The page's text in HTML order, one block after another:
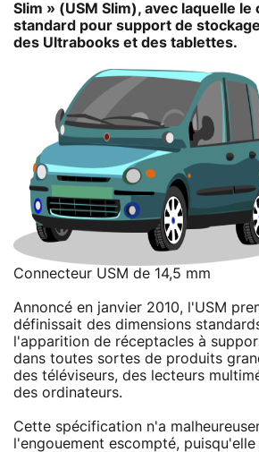
Slim » (USM Slim), avec laquelle
standard pour support de
des Ultrabooks et des tablettes.
Connecteur USM de 14,5 mm
Annoncé en janvier 2010, l'USM
définissait des dimensions
l'apparition de réceptacles à
dans toutes sortes de produits
des téléviseurs, des lecteurs
des ordinateurs.
Cette spécification n'a
l'engouement escompté,